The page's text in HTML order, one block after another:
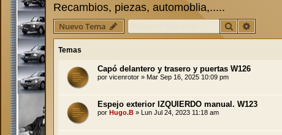
Recambios, piezas, automoblia,.....
Nuevo Tema Buscar
Temas
Capó delantero y trasero y puertas W126
por vicenrotor » Mar Sep 16, 2025 10:09 pm
Espejo exterior IZQUIERDO manual. W123
por Hugo.B » Lun Jul 24, 2023 11:18 am